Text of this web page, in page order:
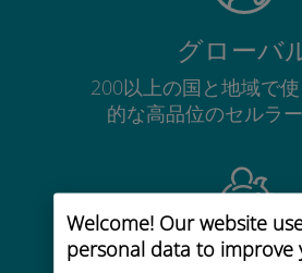
Welcome! Our website
personal data to improve
グローバ
200以上の国と地域で
的な高品位のセルラ
コストパフォ